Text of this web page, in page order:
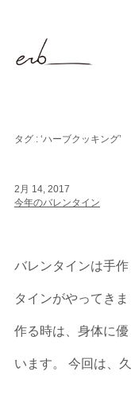
タグ : ‘ハーブクッキング’
2月 14, 2017
今年のバレンタイン
バレンタインは手
タインがやってき
作る時は、身体に
います。 今回は、